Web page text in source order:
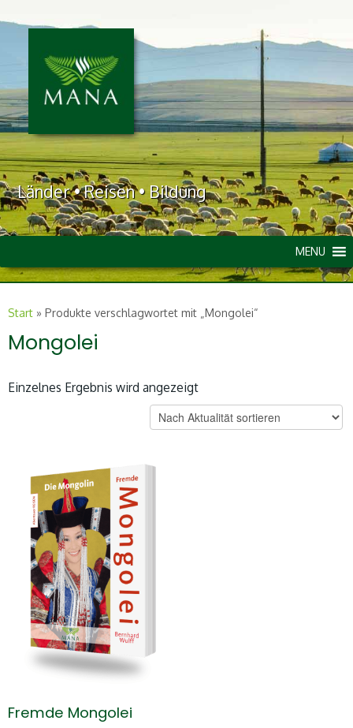
Länder • Reisen • Bildung
MENU
Start » Produkte verschlagwortet mit „Mongolei“
Mongolei
Einzelnes Ergebnis wird angezeigt
Fremde Mongolei